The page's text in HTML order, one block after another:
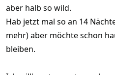
aber halb so wild.
Hab jetzt mal so an 14
mehr) aber möchte schon
bleiben.